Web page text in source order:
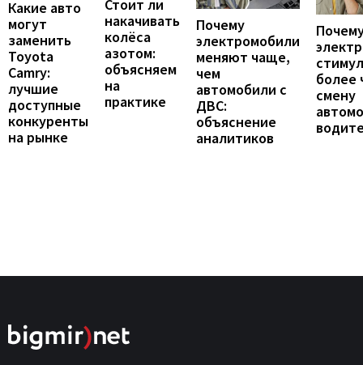
Какие авто
могут
заменить
Toyota
Camry:
лучшие
доступные
конкуренты
на рынке
Стоит ли
накачивать
колёса
азотом:
объясняем
на
практике
Почему
электромобили
меняют чаще,
чем
автомобили с
ДВС:
объяснение
аналитиков
более
смену